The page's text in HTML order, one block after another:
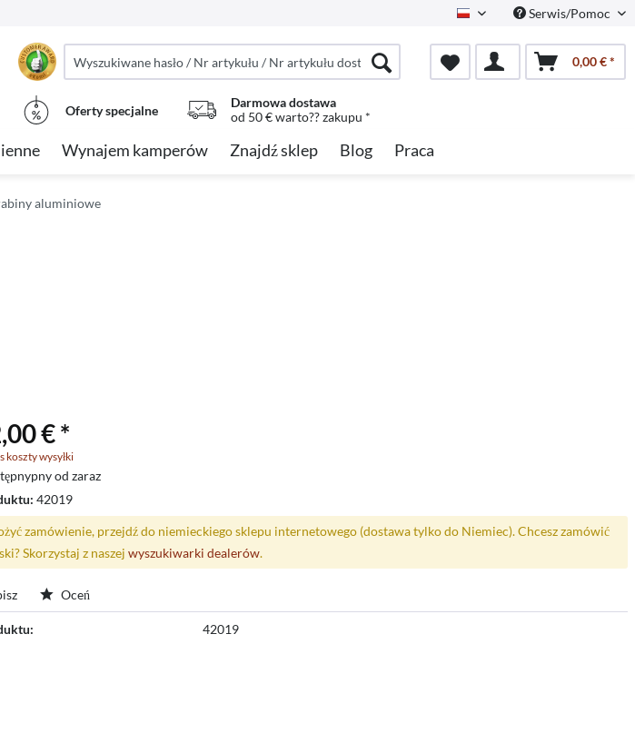
Polish Serwis/Pomoc
0,00 € *
Oferty specjalne
Darmowa dostawa
od 50 € warto?? zakupu *
Wynajem kamperów Znajdź sklep Blog Praca
aluminiowe
€ *
koszty wysyłki
od zaraz
42019
zamówienie, przejdź do niemieckiego sklepu internetowego (dostawa tylko do Niemiec). Chcesz zamówić
Skorzystaj z naszejwyszukiwarki dealerów.
Oceń
42019